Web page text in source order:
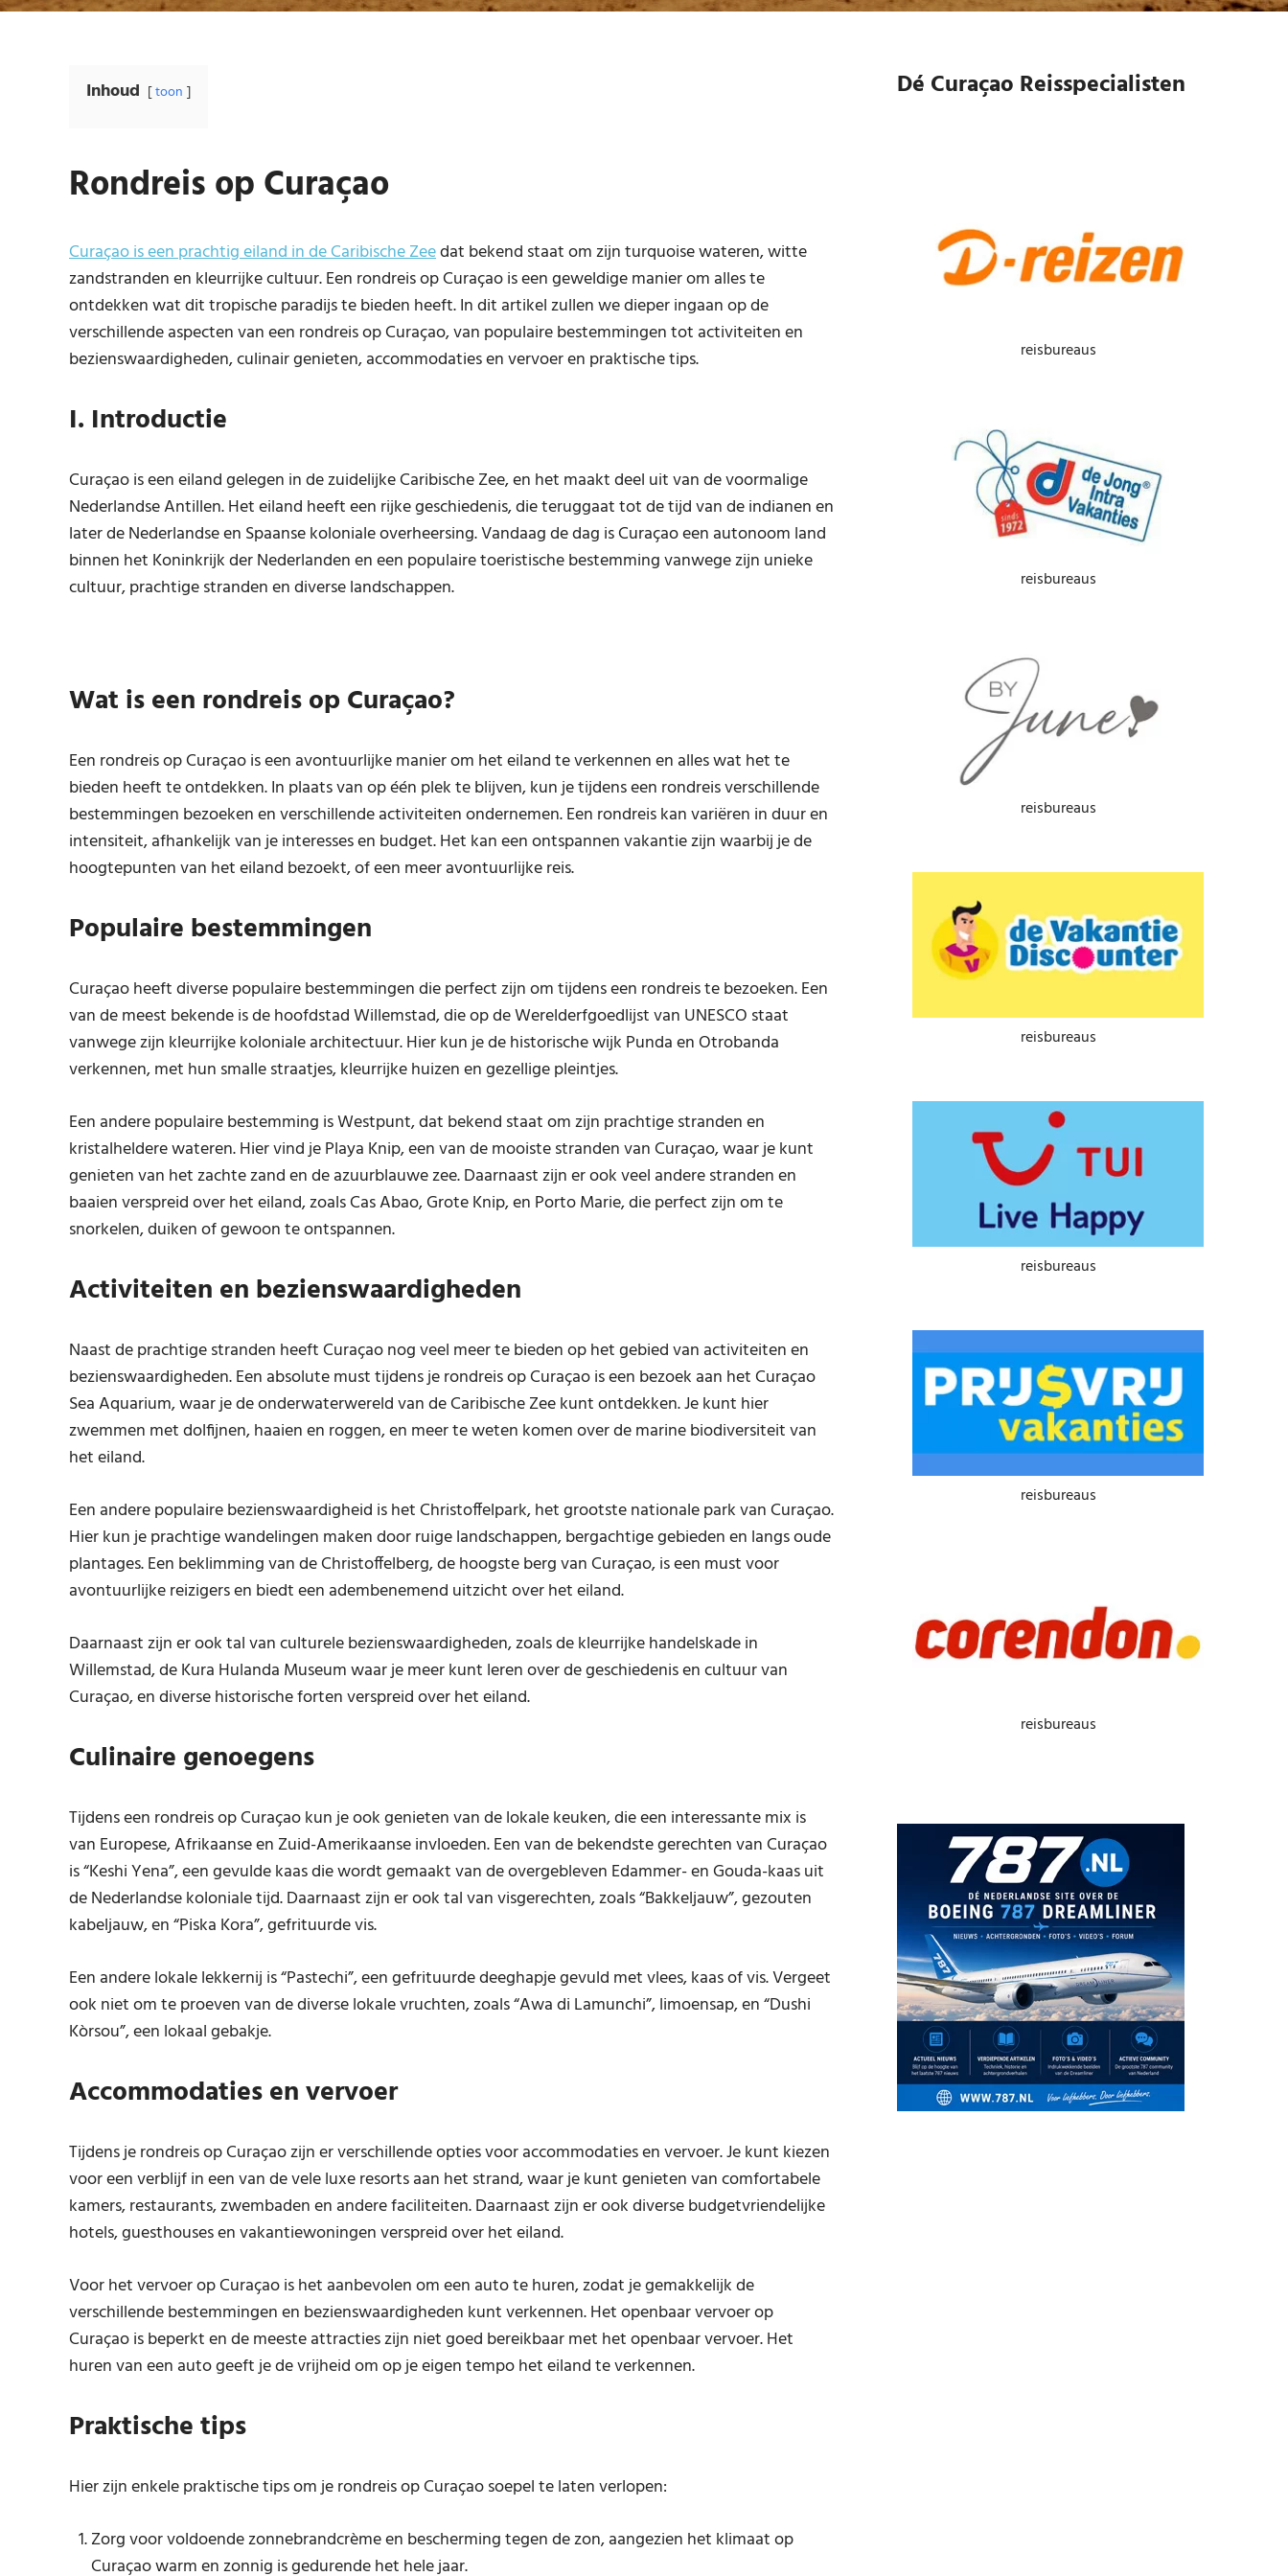
Inhoud toon
Rondreis op Curaçao
Curaçao is een prachtig eiland in de Caribische Zeedat bekend staat om zijn turquoise wateren, witte
zandstranden en kleurrijke cultuur. Een rondreis op Curaçao is een geweldige manier om alles te
ontdekken wat dit tropische paradijs te bieden heeft. In dit artikel zullen we dieper ingaan op de
verschillende aspecten van een rondreis op Curaçao, van populaire bestemmingen tot activiteiten en
bezienswaardigheden, culinair genieten, accommodaties en vervoer en praktische tips.
I. Introductie
Curaçao is een eiland gelegen in de zuidelijke Caribische Zee, en het maakt deel uit van de voormalige
Nederlandse Antillen. Het eiland heeft een rijke geschiedenis, die teruggaat tot de tijd van de indianen en
later de Nederlandse en Spaanse koloniale overheersing. Vandaag de dag is Curaçao een autonoom land
binnen het Koninkrijk der Nederlanden en een populaire toeristische bestemming vanwege zijn unieke
cultuur, prachtige stranden en diverse landschappen.
Wat is een rondreis op Curaçao?
Een rondreis op Curaçao is een avontuurlijke manier om het eiland te verkennen en alles wat het te
bieden heeft te ontdekken. In plaats van op één plek te blijven, kun je tijdens een rondreis verschillende
bestemmingen bezoeken en verschillende activiteiten ondernemen. Een rondreis kan variëren in duur en
intensiteit, afhankelijk van je interesses en budget. Het kan een ontspannen vakantie zijn waarbij je de
hoogtepunten van het eiland bezoekt, of een meer avontuurlijke reis.
Populaire bestemmingen
Curaçao heeft diverse populaire bestemmingen die perfect zijn om tijdens een rondreis te bezoeken. Een
van de meest bekende is de hoofdstad Willemstad, die op de Werelderfgoedlijst van UNESCO staat
vanwege zijn kleurrijke koloniale architectuur. Hier kun je de historische wijk Punda en Otrobanda
verkennen, met hun smalle straatjes, kleurrijke huizen en gezellige pleintjes.
Een andere populaire bestemming is Westpunt, dat bekend staat om zijn prachtige stranden en
kristalheldere wateren. Hier vind je Playa Knip, een van de mooiste stranden van Curaçao, waar je kunt
genieten van het zachte zand en de azuurblauwe zee. Daarnaast zijn er ook veel andere stranden en
baaien verspreid over het eiland, zoals Cas Abao, Grote Knip, en Porto Marie, die perfect zijn om te
snorkelen, duiken of gewoon te ontspannen.
Activiteiten en bezienswaardigheden
Naast de prachtige stranden heeft Curaçao nog veel meer te bieden op het gebied van activiteiten en
bezienswaardigheden. Een absolute must tijdens je rondreis op Curaçao is een bezoek aan het Curaçao
Sea Aquarium, waar je de onderwaterwereld van de Caribische Zee kunt ontdekken. Je kunt hier
zwemmen met dolfijnen, haaien en roggen, en meer te weten komen over de marine biodiversiteit van
het eiland.
Een andere populaire bezienswaardigheid is het Christoffelpark, het grootste nationale park van Curaçao.
Hier kun je prachtige wandelingen maken door ruige landschappen, bergachtige gebieden en langs oude
plantages. Een beklimming van de Christoffelberg, de hoogste berg van Curaçao, is een must voor
avontuurlijke reizigers en biedt een adembenemend uitzicht over het eiland.
Daarnaast zijn er ook tal van culturele bezienswaardigheden, zoals de kleurrijke handelskade in
Willemstad, de Kura Hulanda Museum waar je meer kunt leren over de geschiedenis en cultuur van
Curaçao, en diverse historische forten verspreid over het eiland.
Culinaire genoegens
Tijdens een rondreis op Curaçao kun je ook genieten van de lokale keuken, die een interessante mix is
van Europese, Afrikaanse en Zuid-Amerikaanse invloeden. Een van de bekendste gerechten van Curaçao
is “Keshi Yena”, een gevulde kaas die wordt gemaakt van de overgebleven Edammer- en Gouda-kaas uit
de Nederlandse koloniale tijd. Daarnaast zijn er ook tal van visgerechten, zoals “Bakkeljauw”, gezouten
kabeljauw, en “Piska Kora”, gefrituurde vis.
Een andere lokale lekkernij is “Pastechi”, een gefrituurde deeghapje gevuld met vlees, kaas of vis. Vergeet
ook niet om te proeven van de diverse lokale vruchten, zoals “Awa di Lamunchi”, limoensap, en “Dushi
Kòrsou”, een lokaal gebakje.
Accommodaties en vervoer
Tijdens je rondreis op Curaçao zijn er verschillende opties voor accommodaties en vervoer. Je kunt kiezen
voor een verblijf in een van de vele luxe resorts aan het strand, waar je kunt genieten van comfortabele
kamers, restaurants, zwembaden en andere faciliteiten. Daarnaast zijn er ook diverse budgetvriendelijke
hotels, guesthouses en vakantiewoningen verspreid over het eiland.
Voor het vervoer op Curaçao is het aanbevolen om een auto te huren, zodat je gemakkelijk de
verschillende bestemmingen en bezienswaardigheden kunt verkennen. Het openbaar vervoer op
Curaçao is beperkt en de meeste attracties zijn niet goed bereikbaar met het openbaar vervoer. Het
huren van een auto geeft je de vrijheid om op je eigen tempo het eiland te verkennen.
Praktische tips
Hier zijn enkele praktische tips om je rondreis op Curaçao soepel te laten verlopen:
Zorg voor voldoende zonnebrandcrème en bescherming tegen de zon, aangezien het klimaat op
Curaçao warm en zonnig is gedurende het hele jaar.
Dé Curaçao Reisspecialisten
reisbureaus
reisbureaus
reisbureaus
reisbureaus
reisbureaus
reisbureaus
reisbureaus